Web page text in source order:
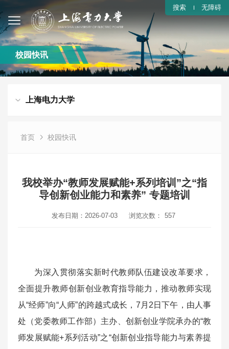
无障碍
搜索
校园快讯
上海电力大学
首页 校园快讯
我校举办“教师发展赋能+系列培训”之“指
导创新创业能力和素养” 专题培训
发布日期：2026-07-03 浏览次数： 557
为深入贯彻落实新时代教师队伍建设改革要求，
全面提升教师创新创业教育指导能力，推动教师实现
从“经师”向“人师”的跨越式成长，7月2日下午，由人事
处（党委教师工作部）主办、创新创业学院承办的“教
师发展赋能+系列活动”之“创新创业指导能力与素养提